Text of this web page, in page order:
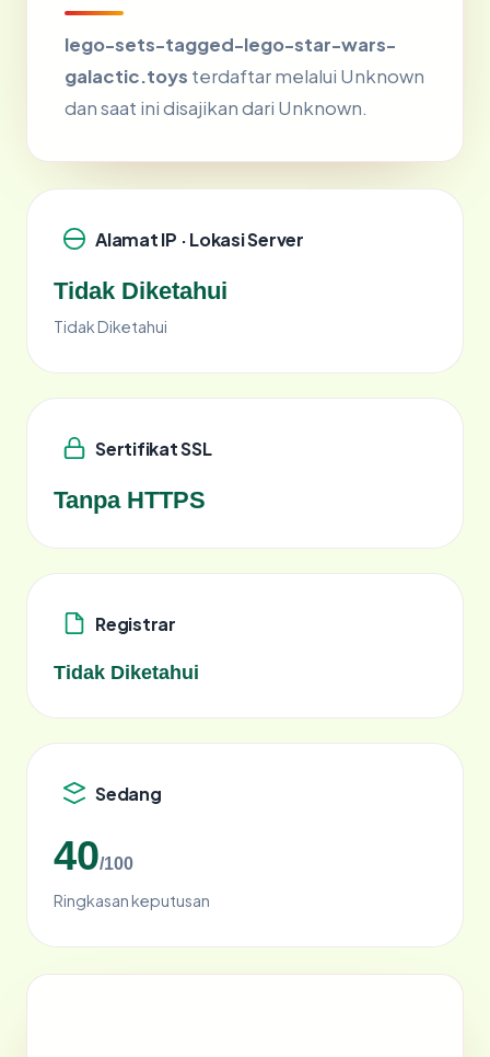
lego-sets-tagged-lego-star-wars-
galactic.toys terdaftar melalui Unknown
dan saat ini disajikan dari Unknown.
Alamat IP · Lokasi Server
Tidak Diketahui
Tidak Diketahui
Sertifikat SSL
Tanpa HTTPS
Registrar
Tidak Diketahui
Sedang
40/100
Ringkasan keputusan